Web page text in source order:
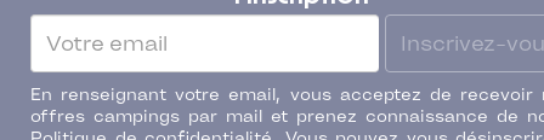
Inscrivez-
En renseignant votre email, vous acceptez de recevoir
offres campings par mail et prenez connaissance de